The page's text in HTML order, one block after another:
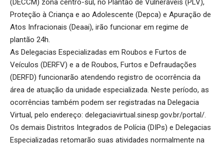
(DECCM) zona centro-sul, no Plantão de Vulneráveis (PLV),
Proteção à Criança e ao Adolescente (Depca) e Apuração de
Atos Infracionais (Deaai), irão funcionar em regime de
plantão 24h.
As Delegacias Especializadas em Roubos e Furtos de
Veículos (DERFV) e a de Roubos, Furtos e Defraudações
(DERFD) funcionarão atendendo registro de ocorrência da
área de atuação da unidade especializada. Neste período, as
ocorrências também podem ser registradas na Delegacia
Virtual, pelo endereço: delegaciavirtual.sinesp.gov.br/portal/.
Os demais Distritos Integrados de Polícia (DIPs) e Delegacias
Especializadas retomarão suas atividades normalmente na